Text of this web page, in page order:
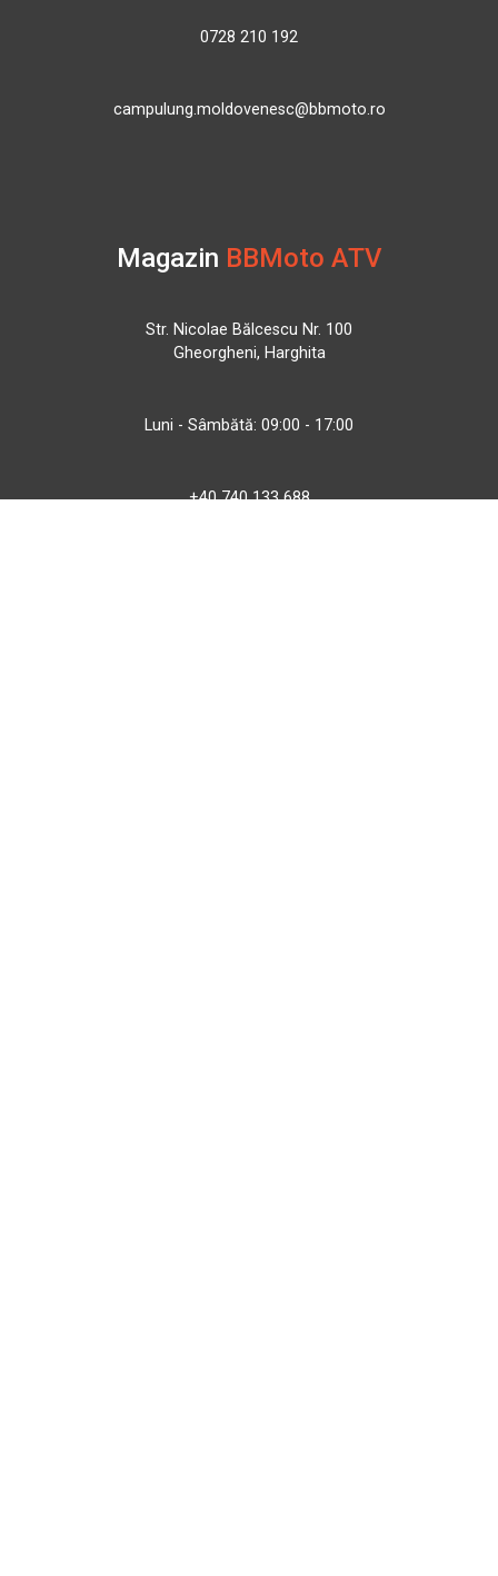
0728 210 192
campulung.moldovenesc@bbmoto.ro
Magazin BBMoto ATV
Str. Nicolae Bălcescu Nr. 100
Gheorgheni, Harghita
Luni - Sâmbătă: 09:00 - 17:00
+40 740 133 688